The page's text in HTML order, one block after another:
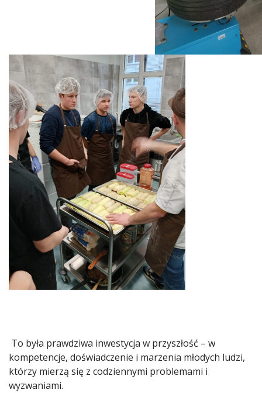
To była prawdziwa inwestycja w przyszłość – w
kompetencje, doświadczenie i marzenia młodych ludzi,
którzy mierzą się z codziennymi problemami i
wyzwaniami.